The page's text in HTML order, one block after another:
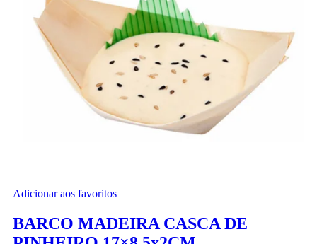
Adicionar aos favoritos
BARCO MADEIRA CASCA DE